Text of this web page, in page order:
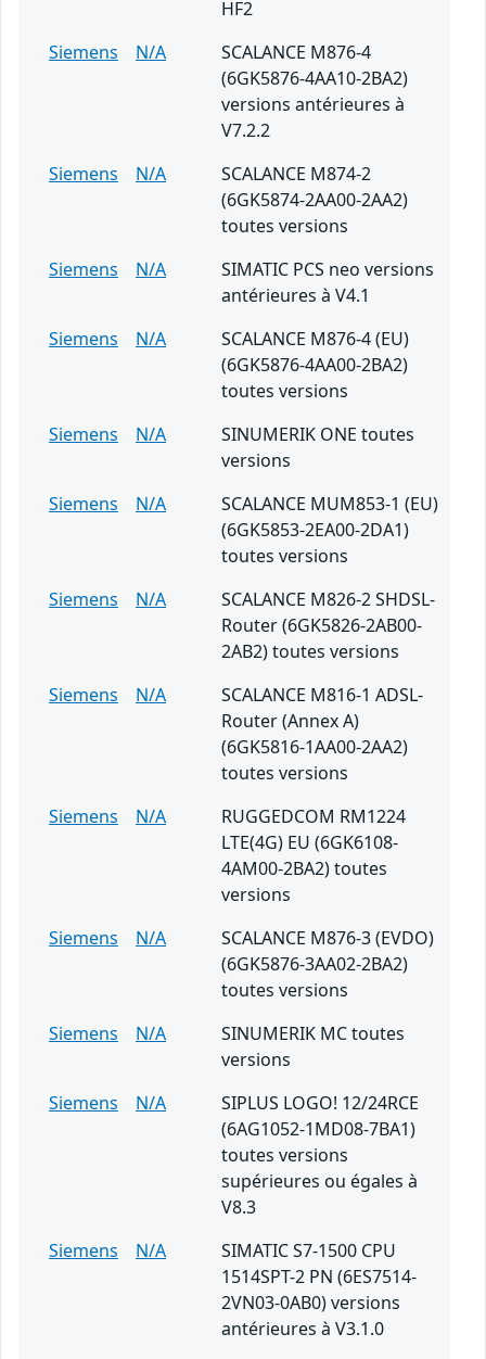
HF2
Siemens
N/A
SCALANCE M876-4
(6GK5876-4AA10-2BA2)
versions antérieures à
V7.2.2
Siemens
N/A
SCALANCE M874-2
(6GK5874-2AA00-2AA2)
toutes versions
Siemens
N/A
SIMATIC PCS neo versions
antérieures à V4.1
Siemens
N/A
SCALANCE M876-4 (EU)
(6GK5876-4AA00-2BA2)
toutes versions
Siemens
N/A
SINUMERIK ONE toutes
versions
Siemens
N/A
SCALANCE MUM853-1 (EU)
(6GK5853-2EA00-2DA1)
toutes versions
Siemens
N/A
SCALANCE M826-2 SHDSL-
Router (6GK5826-2AB00-
2AB2) toutes versions
Siemens
N/A
SCALANCE M816-1 ADSL-
Router (Annex A)
(6GK5816-1AA00-2AA2)
toutes versions
Siemens
N/A
RUGGEDCOM RM1224
LTE(4G) EU (6GK6108-
4AM00-2BA2) toutes
versions
Siemens
N/A
SCALANCE M876-3 (EVDO)
(6GK5876-3AA02-2BA2)
toutes versions
Siemens
N/A
SINUMERIK MC toutes
versions
Siemens
N/A
SIPLUS LOGO! 12/24RCE
(6AG1052-1MD08-7BA1)
toutes versions
supérieures ou égales à
V8.3
Siemens
N/A
SIMATIC S7-1500 CPU
1514SPT-2 PN (6ES7514-
2VN03-0AB0) versions
antérieures à V3.1.0